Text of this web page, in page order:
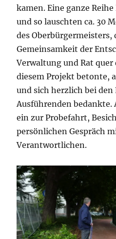
kamen. Eine ganze
und so lauschten ca. 30
des Oberbürgermeisters,
Gemeinsamkeit der
Verwaltung und Rat
diesem Projekt betonte,
und sich herzlich bei den
Ausführenden bedankte.
ein zur Probefahrt,
persönlichen Gespräch
Verantwortlichen.